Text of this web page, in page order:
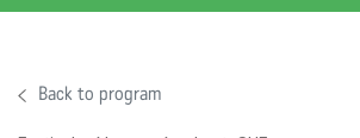
Back to program